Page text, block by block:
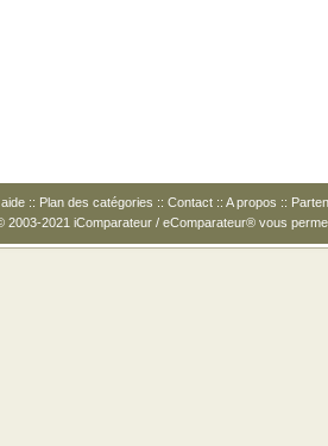
:: Plan des catégories :: Contact :: A propos ::
2003-2021 iComparateur / eComparateur® vous